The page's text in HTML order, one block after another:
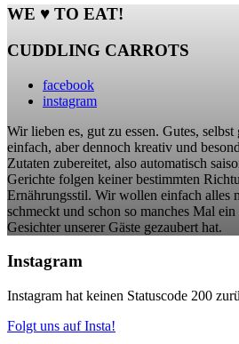
WE ♥ TO EAT!
CUDDLING CARROTS
facebook
instagram
Wir lieben es, gut zu essen. Gutes,
einfach, aber dennoch kreativ und
Zutaten zubereitet, also automatisch
Gerichte folgen keiner bestimmten
Ernährungsstil. Wir wollen einfach alles
schmeckt und schon so manches Mal
Gesichter unserer Gäste gezaubert hat.
Instagram
Instagram hat keinen Statuscode 200
Folgt uns auf Insta!